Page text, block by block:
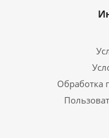
Обработка